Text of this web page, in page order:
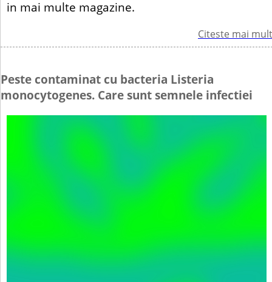
in mai multe magazine.
Citeste mai mult
Peste contaminat cu bacteria Listeria
monocytogenes. Care sunt semnele infectiei